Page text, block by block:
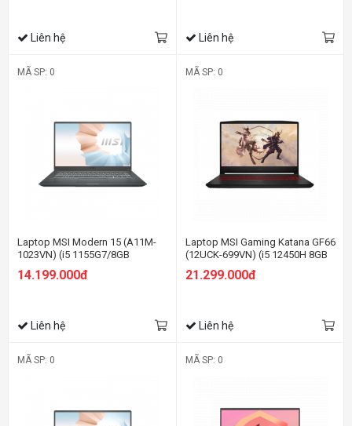
Liên hệ Liên hệ
MÃ SP: 0
Laptop MSI Modern 15 (A11M-
1023VN) (i5 1155G7/8GB
RAM/512GB SSD/15.6 inch
FHD/Win11/ Vỏ nhôm/Xám)
14.199.000đ
Liên hệ
MÃ SP: 0
Laptop MSI Gaming Katana GF66
(12UCK-699VN) (i5 12450H 8GB
RAM/512GB SSD/RTX3050
4G/15.6 inch FHD 144Hz/Win11/
21.299.000đ
Liên hệ
MÃ SP: 0 MÃ SP: 0